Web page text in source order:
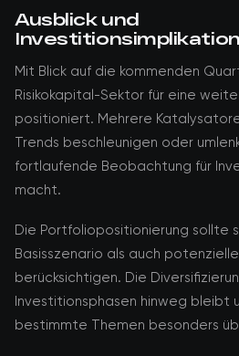
Ausblick und
Mit Blick auf die kommenden
Risikokapital-Sektor für eine
positioniert. Mehrere
Trends beschleunigen oder
fortlaufende Beobachtung für
macht.
Die Portfoliopositionierung sollte
Basisszenario als auch
berücksichtigen. Die
Investitionsphasen hinweg bleibt
bestimmte Themen besonders